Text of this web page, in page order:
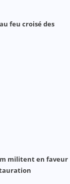
feu croisé des
militent en faveur